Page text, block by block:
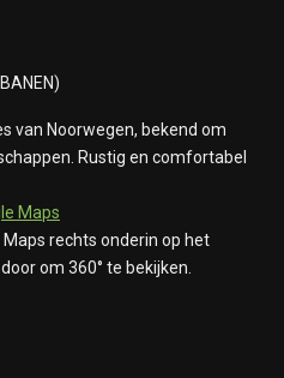
van Noorwegen, bekend om
Rustig en comfortabel
Maps
Maps rechts onderin op het
om 360° te bekijken.